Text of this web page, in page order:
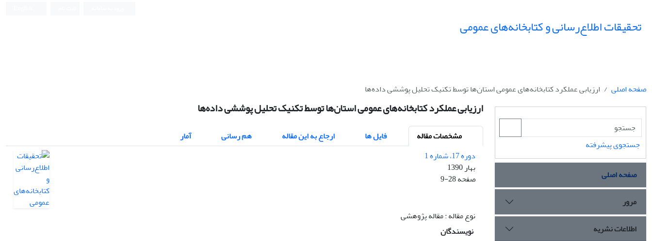
تحقیقات اطلاع‌رسانی و کتابخانه‌های عمومی
صفحه اصلی ارزیابی عملکرد کتابخانه‌های عمومی استان‌ها توسط تکنیک تحلیل پوششی داده‌ها
ارزیابی عملکرد کتابخانه‌های عمومی استان‌ها توسط تکنیک تحلیل پوششی داده‌ها
مشخصات مقاله فایل ها ارجاع به این مقاله هم رسانی
آمار
دوره 17، شماره 1
بهار 1390
صفحه9-28
نوع مقاله : مقاله پژوهشی
نویسندگان
جستجوی پیشرفته
صفحه اصلی
مرور
اطلاعات نشریه